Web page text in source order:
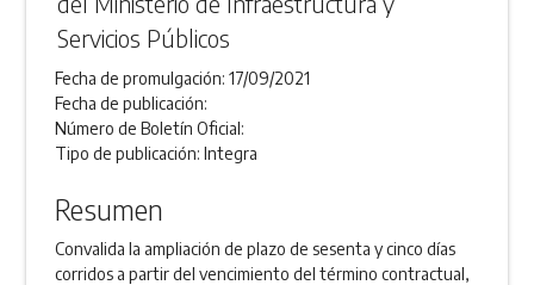
Servicios Públicos
Fecha de promulgación:17/09/2021
Fecha de publicación:
Número de Boletín Oficial:
Tipo de publicación:Integra
Resumen
Convalida la ampliación de plazo de sesenta y cinco días
corridos a partir del vencimiento del término contractual,